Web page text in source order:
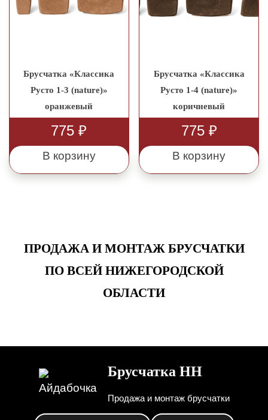
Брусчатка «Классика
Русто 1-3 (nature)»
оранжевый
775₽
В корзину
Брусчатка «Классика
Русто 1-4 (nature)»
коричневый
775 ₽
В корзину
ПРОДАЖА И МОНТАЖ БРУСЧАТКИ
ПО ВСЕЙ НИЖЕГОРОДСКОЙ
ОБЛАСТИ
Брусчатка НН
Продажа и монтаж брусчатки